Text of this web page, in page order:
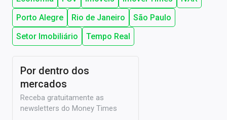
Porto Alegre
Rio de Janeiro
São Paulo
Setor Imobiliário
Tempo Real
Por dentro dos
mercados
Receba gratuitamente as
newsletters do Money Times